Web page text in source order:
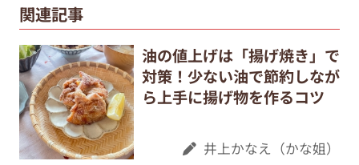
関連記事
油の値上げは「揚げ焼き」で
対策！少ない油で節約しなが
ら上手に揚げ物を作るコツ
井上かなえ（かな姐）